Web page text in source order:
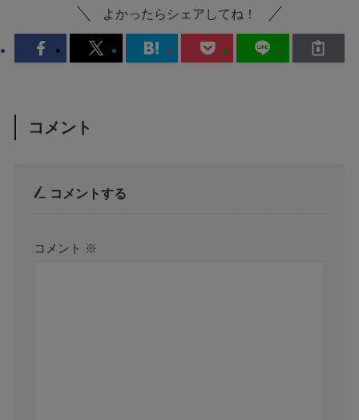
よかったらシェアしてね！
コメント
コメントする
コメント ※